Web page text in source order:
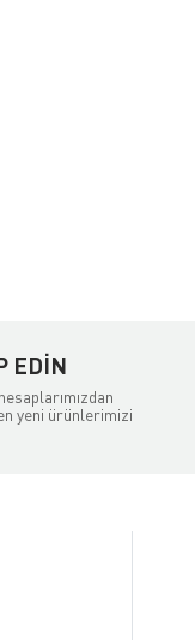
EDIN
yeni ürünlerimizi